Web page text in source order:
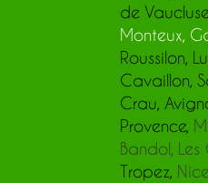
de Vaucluse
Monteux,
Roussilon,
Cavaillon,
Crau,
Provence,
Bandol,
Tropez,